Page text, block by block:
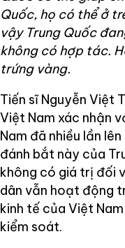
Quốc, họ có thể ở
vậy Trung Quốc
không có hợp tác.
trứng vàng.
Tiến sĩ Nguyễn Việt
Việt Nam xác nhận
Nam đã nhiều lần
đánh bắt này của
không có giá trị đối
dân vẫn hoạt động
kinh tế của Việt
kiểm soát.